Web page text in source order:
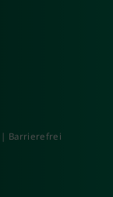
| Barrierefrei